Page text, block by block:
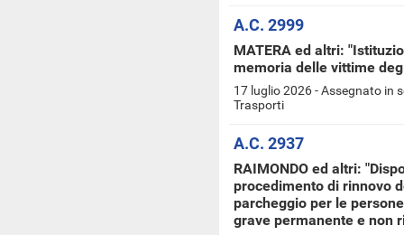
A.C. 2999
MATERA ed altri:
memoria delle vittime
17 luglio 2026 - Assegnato in
Trasporti
A.C. 2937
RAIMONDO ed altri:
procedimento di rinnovo
parcheggio per le
grave permanente e non